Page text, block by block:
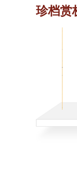
省档案
银发谱
省档案
读书
2026-04-
珍档赏